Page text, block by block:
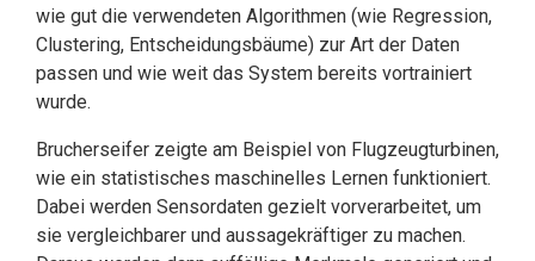
wie gut die verwendeten Algorithmen (wie Regression,
Clustering, Entscheidungsbäume) zur Art der Daten
passen und wie weit das System bereits vortrainiert
wurde.
Brucherseifer zeigte am Beispiel von Flugzeugturbinen,
wie ein statistisches maschi­nel­les Lernen funktioniert.
Dabei werden Sensordaten gezielt vorverarbeitet, um
sie vergleichbarer und aussagekräftiger zu machen.